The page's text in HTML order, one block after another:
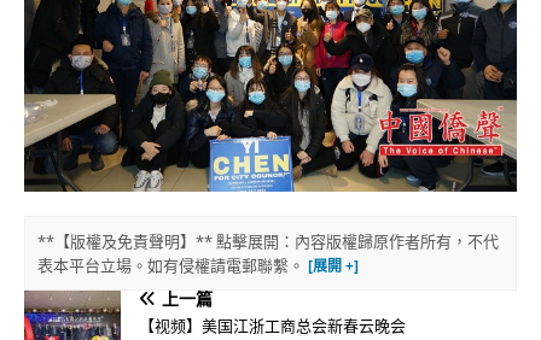
**【版權及免責聲明】** 點擊展開：內容版權歸原作者所有，不代
表本平台立場。如有侵權請電郵聯繫。
上一篇
【视频】美国江浙工商总会新春云晚会